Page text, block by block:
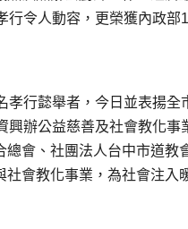
令人動容，更榮獲內政部
孝行懿舉者，今日並表揚
興辦公益慈善及社會教化
會、社團法人台中市道教
會教化事業，為社會注